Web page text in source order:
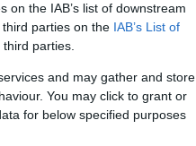
the IAB’s list of downstream
parties on the IAB’s List of
parties.
and may gather and store
You may click to grant or
for below specified purposes
nem